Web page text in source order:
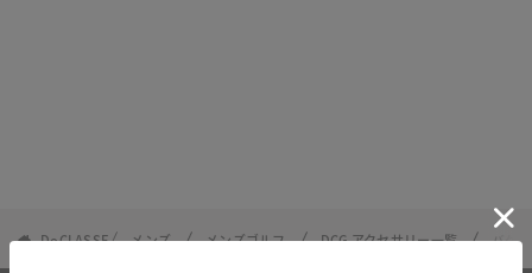
DoCLASSE メンズ メンズゴルフ DCG アクセサリー一覧 バケ